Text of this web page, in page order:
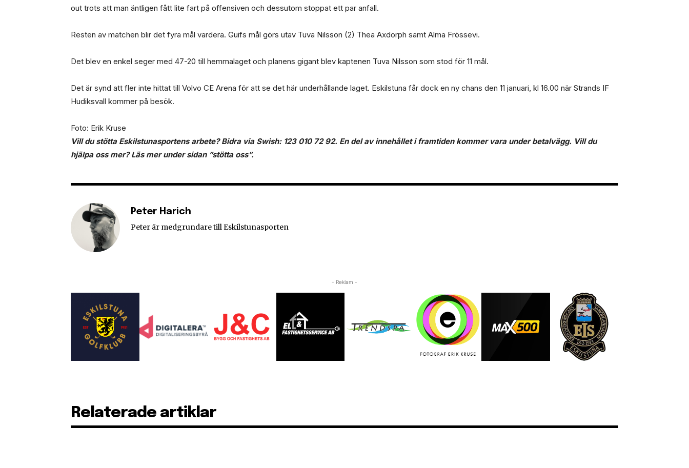
out trots att man äntligen fått lite fart på offensiven och dessutom stoppat ett par anfall.
Resten av matchen blir det fyra mål vardera. Guifs mål görs utav Tuva Nilsson (2) Thea Axdorph samt Alma Frössevi.
Det blev en enkel seger med 47-20 till hemmalaget och planens gigant blev kaptenen Tuva Nilsson som stod för 11 mål.
Det är synd att fler inte hittat till Volvo CE Arena för att se det här underhållande laget. Eskilstuna får dock en ny chans den 11 januari, kl 16.00 när Strands IF
Hudiksvall kommer på besök.
Foto: Erik Kruse
Vill du stötta Eskilstunasportens arbete? Bidra via Swish: 123 010 72 92. En del av innehållet i framtiden kommer vara under betalvägg. Vill du
hjälpa oss mer? Läs mer under sidan ”stötta oss”.
Peter Harich
Peter är medgrundare till Eskilstunasporten
- Reklam -
Relaterade artiklar